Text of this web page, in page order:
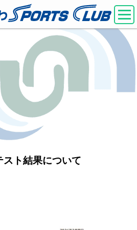
スト結果について